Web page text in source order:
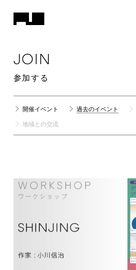
JOIN
参加する
開催イベント 過去のイベント
地域との交流